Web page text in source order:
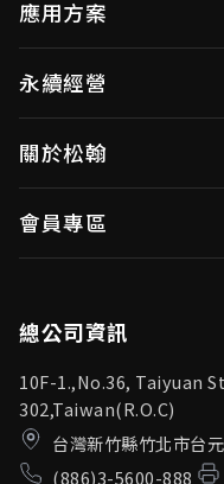
視訊/影像控制器
無線視頻傳輸
OID產品(Optical ID)
應用方案
視訊／影像控制器
無線視頻傳輸
永續經營
投資人專區
利害關係人
關於松翰
會員專區
總公司資訊
10F-1.,No.36, Taiyuan
302,Taiwan(R.O.C)
台灣新竹縣竹北市台
(886)3-5600-888